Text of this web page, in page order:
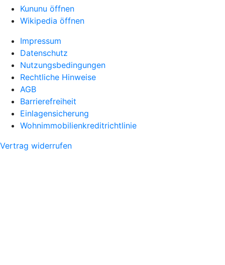
Kununu öffnen
Wikipedia öffnen
Impressum
Datenschutz
Nutzungsbedingungen
Rechtliche Hinweise
AGB
Barrierefreiheit
Einlagensicherung
Wohnimmobilienkreditrichtlinie
Vertrag widerrufen